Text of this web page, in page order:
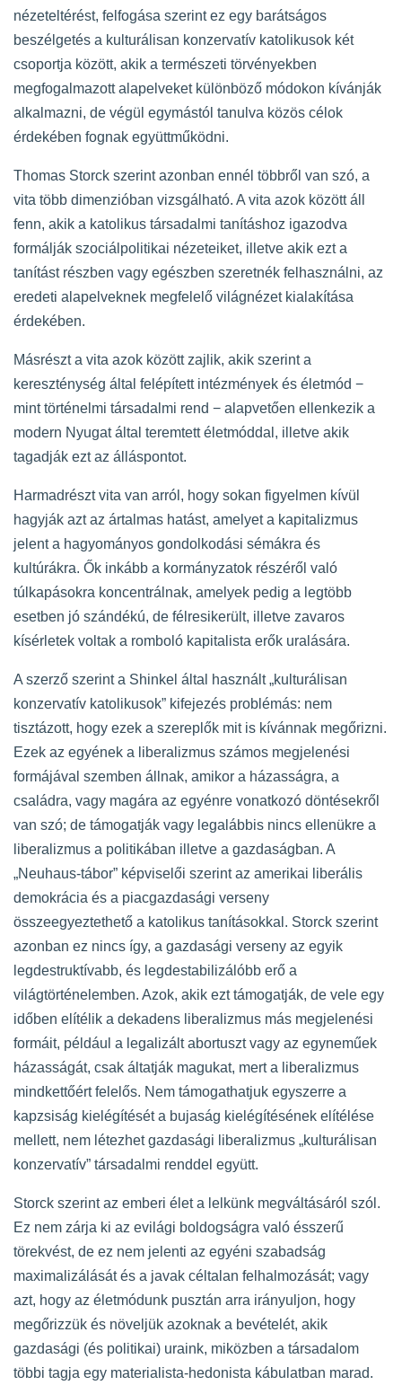
nézeteltérést, felfogása szerint ez egy barátságos
beszélgetés a kulturálisan konzervatív katolikusok két
csoportja között, akik a természeti törvényekben
megfogalmazott alapelveket különböző módokon kívánják
alkalmazni, de végül egymástól tanulva közös célok
érdekében fognak együttműködni.
Thomas Storck szerint azonban ennél többről van szó, a
vita több dimenzióban vizsgálható. A vita azok között áll
fenn, akik a katolikus társadalmi tanításhoz igazodva
formálják szociálpolitikai nézeteiket, illetve akik ezt a
tanítást részben vagy egészben szeretnék felhasználni, az
eredeti alapelveknek megfelelő világnézet kialakítása
érdekében.
Másrészt a vita azok között zajlik, akik szerint a
kereszténység által felépített intézmények és életmód −
mint történelmi társadalmi rend − alapvetően ellenkezik a
modern Nyugat által teremtett életmóddal, illetve akik
tagadják ezt az álláspontot.
Harmadrészt vita van arról, hogy sokan figyelmen kívül
hagyják azt az ártalmas hatást, amelyet a kapitalizmus
jelent a hagyományos gondolkodási sémákra és
kultúrákra. Ők inkább a kormányzatok részéről való
túlkapásokra koncentrálnak, amelyek pedig a legtöbb
esetben jó szándékú, de félresikerült, illetve zavaros
kísérletek voltak a romboló kapitalista erők uralására.
A szerző szerint a Shinkel által használt „kulturálisan
konzervatív katolikusok” kifejezés problémás: nem
tisztázott, hogy ezek a szereplők mit is kívánnak megőrizni.
Ezek az egyének a liberalizmus számos megjelenési
formájával szemben állnak, amikor a házasságra, a
családra, vagy magára az egyénre vonatkozó döntésekről
van szó; de támogatják vagy legalábbis nincs ellenükre a
liberalizmus a politikában illetve a gazdaságban. A
„Neuhaus-tábor” képviselői szerint az amerikai liberális
demokrácia és a piacgazdasági verseny
összeegyeztethető a katolikus tanításokkal. Storck szerint
azonban ez nincs így, a gazdasági verseny az egyik
legdestruktívabb, és legdestabilizálóbb erő a
világtörténelemben. Azok, akik ezt támogatják, de vele egy
időben elítélik a dekadens liberalizmus más megjelenési
formáit, például a legalizált abortuszt vagy az egyneműek
házasságát, csak áltatják magukat, mert a liberalizmus
mindkettőért felelős. Nem támogathatjuk egyszerre a
kapzsiság kielégítését a bujaság kielégítésének elítélése
mellett, nem létezhet gazdasági liberalizmus „kulturálisan
konzervatív” társadalmi renddel együtt.
Storck szerint az emberi élet a lelkünk megváltásáról szól.
Ez nem zárja ki az evilági boldogságra való ésszerű
törekvést, de ez nem jelenti az egyéni szabadság
maximalizálását és a javak céltalan felhalmozását; vagy
azt, hogy az életmódunk pusztán arra irányuljon, hogy
megőrizzük és növeljük azoknak a bevételét, akik
gazdasági (és politikai) uraink, miközben a társadalom
többi tagja egy materialista-hedonista kábulatban marad.